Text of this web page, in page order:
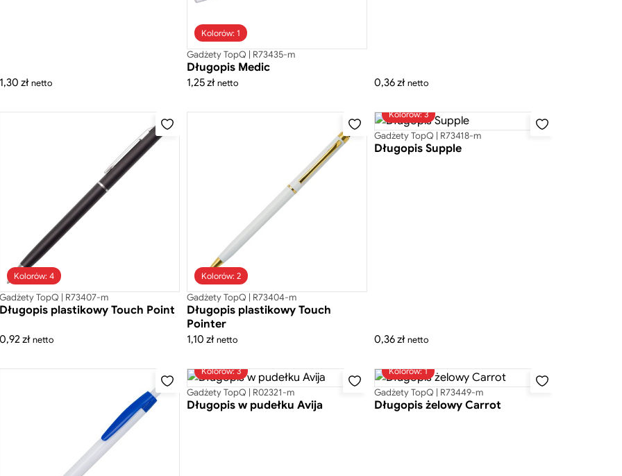
1,30 złnetto
Kolorów: 1
Gadżety TopQ | R73435-m
Długopis Medic
1,25złnetto 0,36złnetto
Kolorów: 4
Gadżety TopQ | R73407-m
Długopis plastikowy Touch Point
0,92złnetto
Kolorów: 2
Gadżety TopQ | R73404-m
Długopis plastikowy Touch
Pointer
1,10 złnetto
Kolorów: 3
Gadżety TopQ | R73418-m
Długopis Supple
0,36złnetto
Kolorów: 3
Gadżety TopQ | R02321-m
Długopis w pudełku Avija
Kolorów: 1
Gadżety TopQ | R73449-m
Długopis żelowy Carrot